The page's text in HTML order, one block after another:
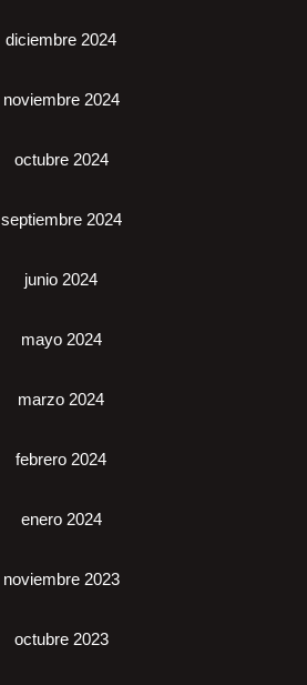
diciembre 2024
noviembre 2024
octubre 2024
septiembre 2024
junio 2024
mayo 2024
marzo 2024
febrero 2024
enero 2024
noviembre 2023
octubre 2023